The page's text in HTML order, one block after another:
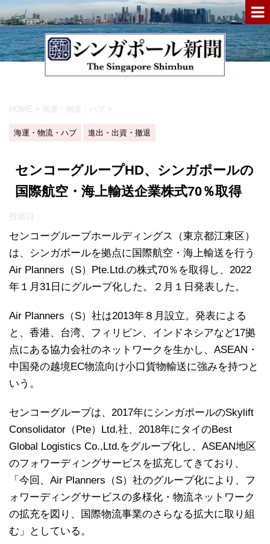
HOME > 海運・物流・ハブ >
海運・物流・ハブ 進出・出資・撤退
センコーグループHD、シンガポールの
国際航空・海上輸送企業株式70％取得
投稿日：
センコーグループホールディングス（東京都江東区）
は、シンガポールを拠点に国際航空・海上輸送を行う
Air Planners（S）Pte.Ltd.の株式70％を取得し、2022
年１月31日にグループ化した。２月１日発表した。
Air Planners（S）社は2013年８月設立。発表による
と、香港、台湾、フィリピン、インドネシアなど17拠
点にある協力会社のネットワークを生かし、ASEAN・
中国発の越境EC物流向け小口貨物輸送に強みを持つと
いう。
センコーグループは、2017年にシンガポールのSkylift
Consolidator（Pte）Ltd.社、2018年にタイのBest
Global Logistics Co.,Ltd.をグループ化し、ASEAN地区
のフォワーディングサービスを拡充してきており、
「今回、Air Planners（S）社のグループ化により、フ
ォワーディングサービスの多様化・物流ネットワーク
の拡充を図り、国際物流事業のさらなる拡大に取り組
む」としている。